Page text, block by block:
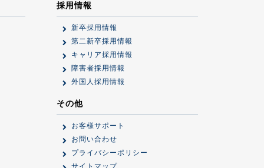
採用情報
新卒採用情報
第二新卒採用情報
キャリア採用情報
障害者採用情報
外国人採用情報
その他
お客様サポート
お問い合わせ
プライバシーポリシー
サイトマップ